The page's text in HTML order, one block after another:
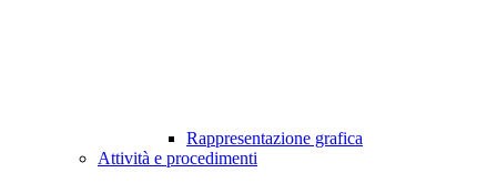
Rappresentazione grafica
Attività e procedimenti